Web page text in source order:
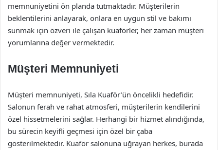
memnuniyetini ön planda tutmaktadır. Müşterilerin
beklentilerini anlayarak, onlara en uygun stil ve bakımı
sunmak için özveri ile çalışan kuaförler, her zaman müşteri
yorumlarına değer vermektedir.
Müşteri Memnuniyeti
Müşteri memnuniyeti, Sıla Kuaför’ün öncelikli hedefidir.
Salonun ferah ve rahat atmosferi, müşterilerin kendilerini
özel hissetmelerini sağlar. Herhangi bir hizmet alındığında,
bu sürecin keyifli geçmesi için özel bir çaba
gösterilmektedir. Kuaför salonuna uğrayan herkes, burada